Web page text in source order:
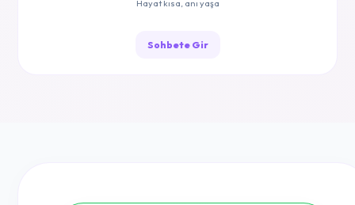
Hayat kısa, anı yaşa
Sohbete Gir